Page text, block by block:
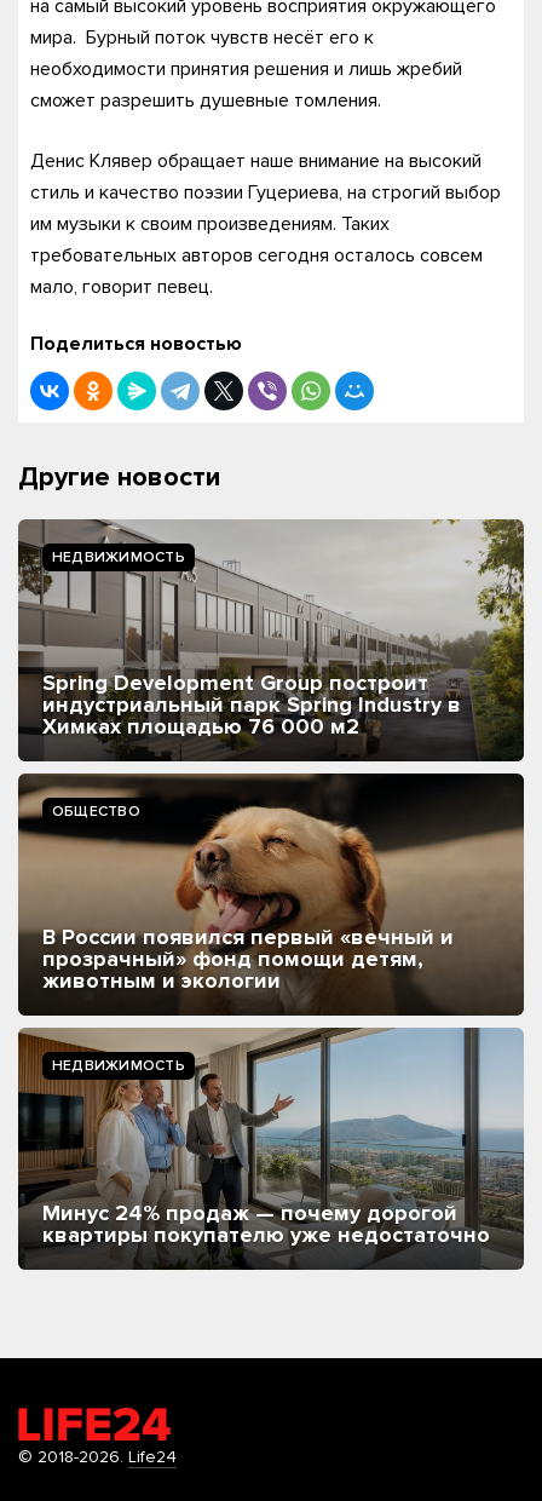
на самый высокий уровень восприятия окружающего
мира. Бурный поток чувств несёт его к
необходимости принятия решения и лишь жребий
сможет разрешить душевные томления.
Денис Клявер обращает наше внимание на высокий
стиль и качество поэзии Гуцериева, на строгий выбор
им музыки к своим произведениям. Таких
требовательных авторов сегодня осталось совсем
мало, говорит певец.
Поделиться новостью
Другие новости
НЕДВИЖИМОСТЬ
Spring Development Group построит
индустриальный парк Spring Industry в
Химках площадью 76 000 м2
ОБЩЕСТВО
В России появился первый «вечный и
прозрачный» фонд помощи детям,
животным и экологии
НЕДВИЖИМОСТЬ
Минус 24% продаж — почему дорогой
квартиры покупателю уже недостаточно
© 2018-2026. Life24